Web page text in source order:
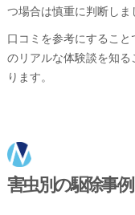
つ場合は慎重に判断しま
口コミを参考にするこ
のリアルな体験談を知
ります。
害虫別の駆除事